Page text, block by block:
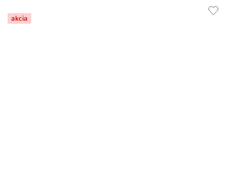
akcia